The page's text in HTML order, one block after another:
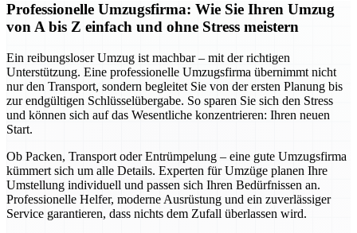
Professionelle Umzugsfirma: Wie Sie Ihren Umzug
von A bis Z einfach und ohne Stress meistern
Ein reibungsloser Umzug ist machbar – mit der richtigen
Unterstützung. Eine professionelle Umzugsfirma übernimmt nicht
nur den Transport, sondern begleitet Sie von der ersten Planung bis
zur endgültigen Schlüsselübergabe. So sparen Sie sich den Stress
und können sich auf das Wesentliche konzentrieren: Ihren neuen
Start.
Ob Packen, Transport oder Entrümpelung – eine gute Umzugsfirma
kümmert sich um alle Details. Experten für Umzüge planen Ihre
Umstellung individuell und passen sich Ihren Bedürfnissen an.
Professionelle Helfer, moderne Ausrüstung und ein zuverlässiger
Service garantieren, dass nichts dem Zufall überlassen wird.